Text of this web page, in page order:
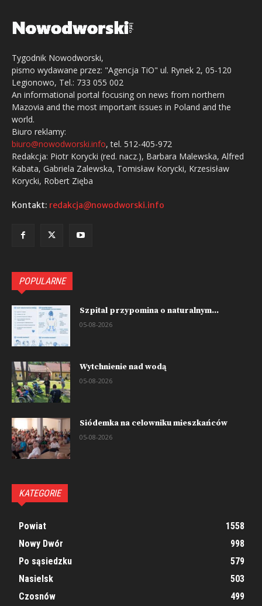
Tygodnik Nowodworski,
pismo wydawane przez: "Agencja TiO" ul. Rynek 2, 05-120
Legionowo, Tel.: 733 055 002
An informational portal focusing on news from northern
Mazovia and the most important issues in Poland and the
world.
Biuro reklamy:
biuro@nowodworski.info, tel. 512-405-972
Redakcja: Piotr Korycki (red. nacz.), Barbara Malewska, Alfred
Kabata, Gabriela Zalewska, Tomisław Korycki, Krzesisław
Korycki, Robert Zięba
Kontakt: redakcja@nowodworski.info
POPULARNE
Szpital przypomina o naturalnym...
05-08-2026
Wytchnienie nad wodą
05-08-2026
Siódemka na celowniku mieszkańców
05-08-2026
KATEGORIE
Powiat
1558
Nowy Dwór
998
Po sąsiedzku
579
Nasielsk
503
Czosnów
499